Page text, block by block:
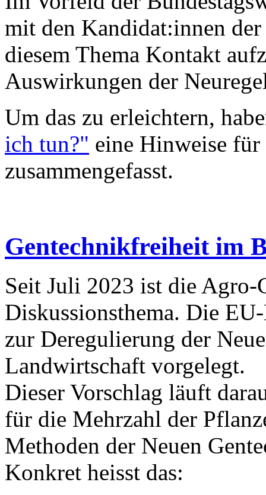
mit den Kandidat:innen
diesem Thema Kontakt
Auswirkungen der
Um das zu erleichtern,
ich tun?" eine Hinweise für
zusammengefasst.
Gentechnikfreiheit im
Seit Juli 2023 ist die Agro-
Diskussionsthema. Die
zur Deregulierung der
Landwirtschaft vorgelegt.
Dieser Vorschlag läuft
für die Mehrzahl der
Methoden der Neuen
Konkret heisst das: